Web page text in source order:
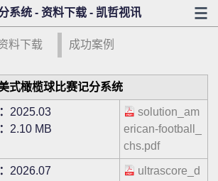
系统 - 资料下载 - 凯哲视讯
料下载 成功案例
式橄榄球比赛记分系统
2025.03
2.10 MB
solution_am
erican-football_
chs.pdf
2026.07
ultrascore_d